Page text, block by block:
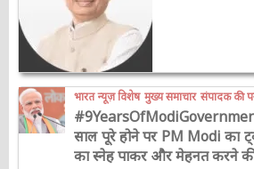
भारत न्यूज़ विशेष मुख्य समाचार संपादक की
साल पूरे होने पर PM Modi का
का स्नेह पाकर और मेहनत करने